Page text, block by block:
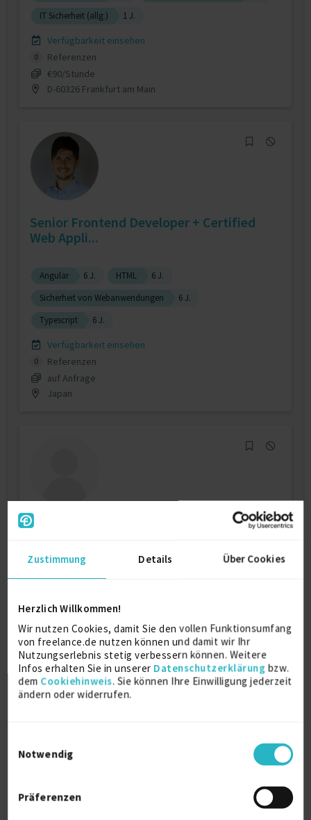
Zustimmung Details Über Cookies
Herzlich Willkommen!
Wir nutzen Cookies, damit Sie den vollen Funktionsumfang
von freelance.de nutzen können und damit wir Ihr
Nutzungserlebnis stetig verbessern können. Weitere
Infos erhalten Sie in unserer Datenschutzerklärung bzw.
dem Cookiehinweis. Sie können Ihre Einwilligung jederzeit
ändern oder widerrufen.
Notwendig
Präferenzen
IT Sicherheit (allg.)
1 J.
Verfügbarkeit einsehen
0
Referenzen
€90/Stunde
D-60326 Frankfurt am Main
Senior Frontend Developer + Certified
Web Appli...
Angular 6 J. HTML
6 J.
Sicherheit von Webanwendungen
6 J.
Typescript
6 J.
Verfügbarkeit einsehen
0
Referenzen
auf Anfrage
Japan
Cyber Security & Cryptography & Cloud
Informationssicherheit
Architektur (allg.)
Verfügbarkeit einsehen
0
Referenzen
auf Anfrage
D-93102 Pfatter